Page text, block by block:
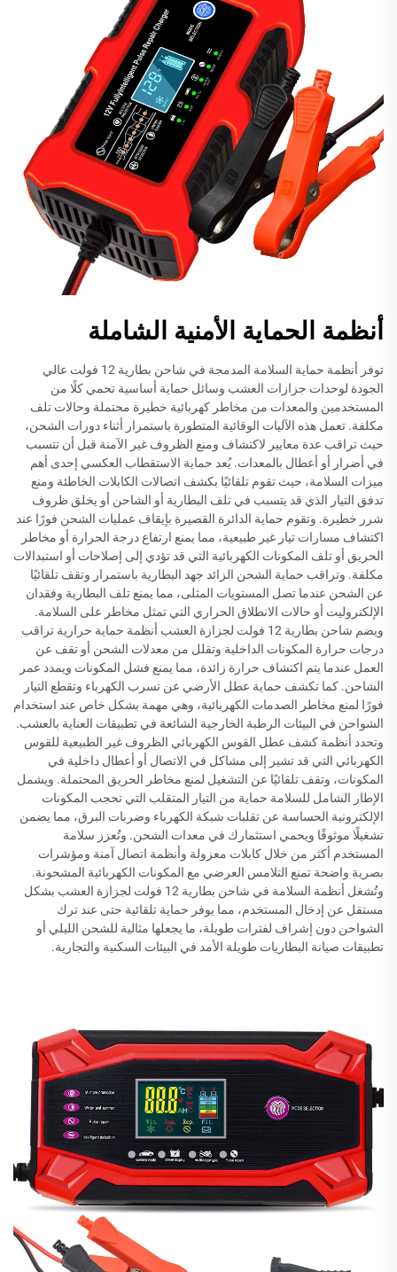
أنظمة الحماية الأمنية الشاملة
توفر أنظمة حماية السلامة المدمجة في شاحن بطارية 12 فولت عالي
الجودة لوحدات جزازات العشب وسائل حماية أساسية تحمي كلًا من
المستخدمين والمعدات من مخاطر كهربائية خطيرة محتملة وحالات تلف
مكلفة. تعمل هذه الآليات الوقائية المتطورة باستمرار أثناء دورات الشحن،
حيث تراقب عدة معايير لاكتشاف ومنع الظروف غير الآمنة قبل أن تتسبب
في أضرار أو أعطال بالمعدات. يُعد حماية الاستقطاب العكسي إحدى أهم
ميزات السلامة، حيث تقوم تلقائيًا بكشف اتصالات الكابلات الخاطئة ومنع
تدفق التيار الذي قد يتسبب في تلف البطارية أو الشاحن أو يخلق ظروف
شرر خطيرة. وتقوم حماية الدائرة القصيرة بإيقاف عمليات الشحن فورًا عند
اكتشاف مسارات تيار غير طبيعية، مما يمنع ارتفاع درجة الحرارة أو مخاطر
الحريق أو تلف المكونات الكهربائية التي قد تؤدي إلى إصلاحات أو استبدالات
مكلفة. وتراقب حماية الشحن الزائد جهد البطارية باستمرار وتقف تلقائيًا
عن الشحن عندما تصل المستويات المثلى، مما يمنع تلف البطارية وفقدان
الإلكتروليت أو حالات الانطلاق الحراري التي تمثل مخاطر على السلامة.
ويضم شاحن بطارية 12 فولت لجزازة العشب أنظمة حماية حرارية تراقب
درجات حرارة المكونات الداخلية وتقلل من معدلات الشحن أو تقف عن
العمل عندما يتم اكتشاف حرارة زائدة، مما يمنع فشل المكونات ويمدد عمر
الشاحن. كما تكشف حماية عطل الأرضي عن تسرب الكهرباء وتقطع التيار
فورًا لمنع مخاطر الصدمات الكهربائية، وهي مهمة بشكل خاص عند استخدام
الشواحن في البيئات الرطبة الخارجية الشائعة في تطبيقات العناية بالعشب.
وتحدد أنظمة كشف عطل القوس الكهربائي الظروف غير الطبيعية للقوس
الكهربائي التي قد تشير إلى مشاكل في الاتصال أو أعطال داخلية في
المكونات، وتقف تلقائيًا عن التشغيل لمنع مخاطر الحريق المحتملة. ويشمل
الإطار الشامل للسلامة حماية من التيار المتقلب التي تحجب المكونات
الإلكترونية الحساسة عن تقلبات شبكة الكهرباء وضربات البرق، مما يضمن
تشغيلًا موثوقًا ويحمي استثمارك في معدات الشحن. وتُعزز سلامة
المستخدم أكثر من خلال كابلات معزولة وأنظمة اتصال آمنة ومؤشرات
بصرية واضحة تمنع التلامس العرضي مع المكونات الكهربائية المشحونة.
وتُشغل أنظمة السلامة في شاحن بطارية 12 فولت لجزازة العشب بشكل
مستقل عن إدخال المستخدم، مما يوفر حماية تلقائية حتى عند ترك
الشواحن دون إشراف لفترات طويلة، ما يجعلها مثالية للشحن الليلي أو
تطبيقات صيانة البطاريات طويلة الأمد في البيئات السكنية والتجارية.